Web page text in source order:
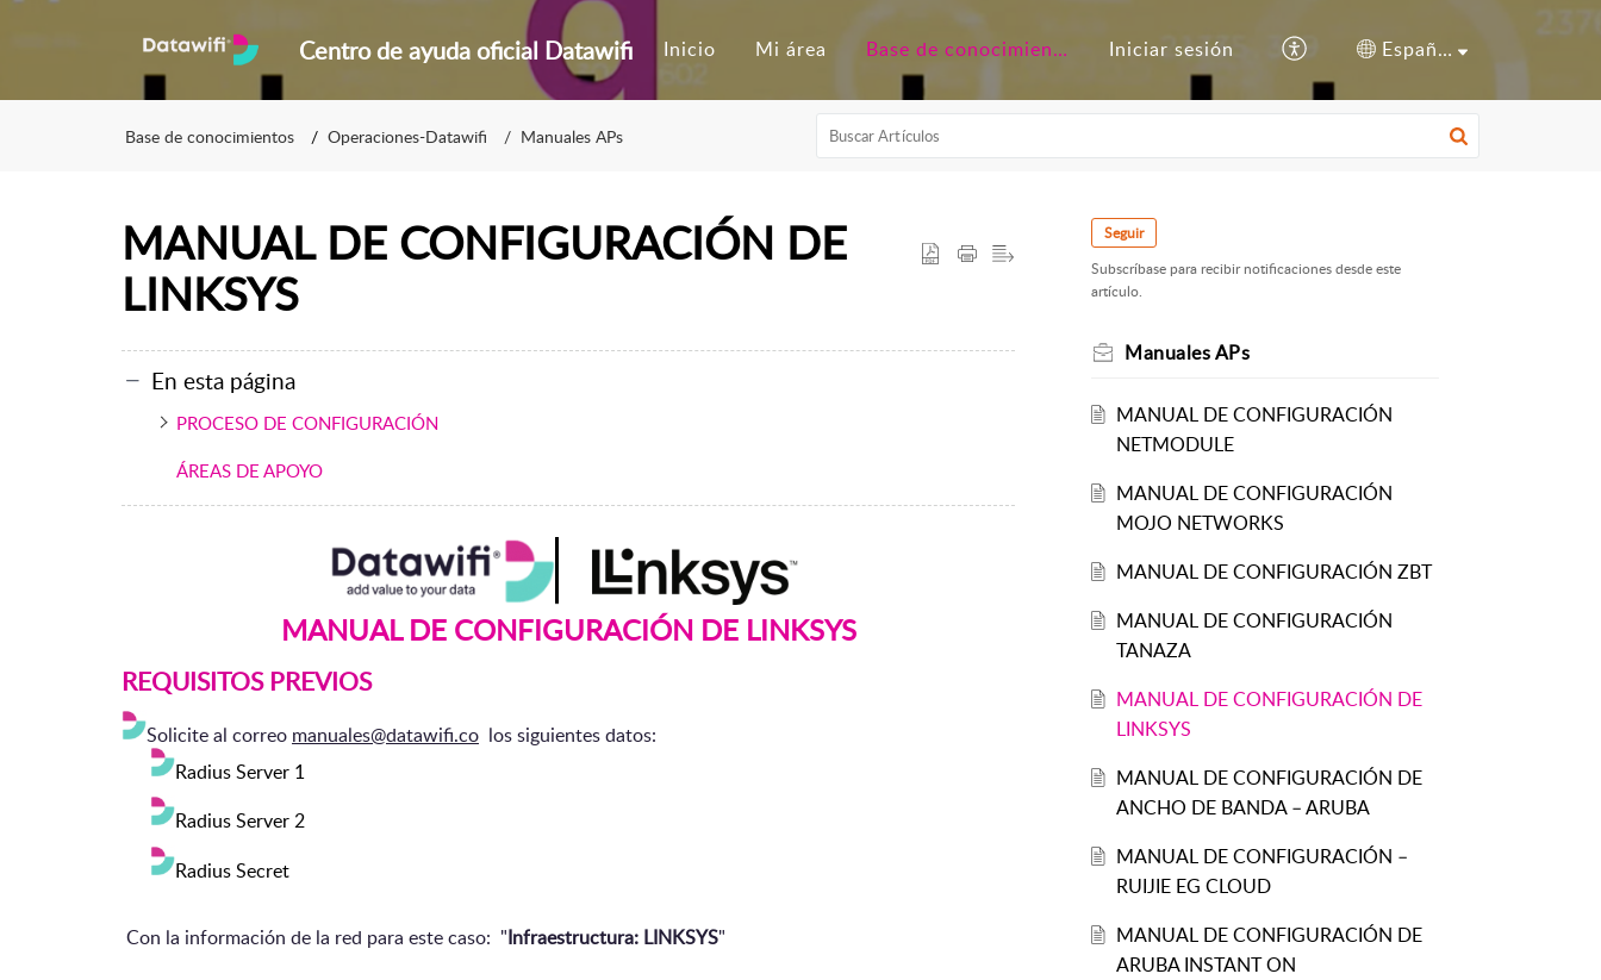
Centro de ayuda oficial Datawifi Inicio Mi área Base de conocimiento Iniciar sesión Español (España)
Base de conocimientos Operaciones-Datawifi Manuales APs
MANUAL DE CONFIGURACIÓN DE
LINKSYS
En esta página
PROCESO DE CONFIGURACIÓN
ÁREAS DE APOYO
MANUAL DE CONFIGURACIÓN DE LINKSYS
REQUISITOS PREVIOS
Solicite al correo manuales@datawifi.co los siguientes datos:
Radius Server 1
Radius Server 2
Radius Secret
Con la información de la red para este caso: "Infraestructura: LINKSYS"
Seguir
Subscríbase para recibir notificaciones desde este
artículo.
Manuales APs
MANUAL DE CONFIGURACIÓN
NETMODULE
MANUAL DE CONFIGURACIÓN
MOJO NETWORKS
MANUAL DE CONFIGURACIÓN ZBT
MANUAL DE CONFIGURACIÓN
TANAZA
MANUAL DE CONFIGURACIÓN DE
LINKSYS
MANUAL DE CONFIGURACIÓN DE
ANCHO DE BANDA – ARUBA
MANUAL DE CONFIGURACIÓN –
RUIJIE EG CLOUD
MANUAL DE CONFIGURACIÓN DE
ARUBA INSTANT ON